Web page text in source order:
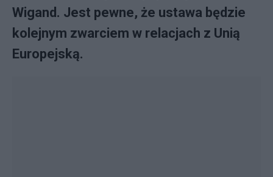
Wigand. Jest pewne, że ustawa będzie
kolejnym zwarciem w relacjach z Unią
Europejską.